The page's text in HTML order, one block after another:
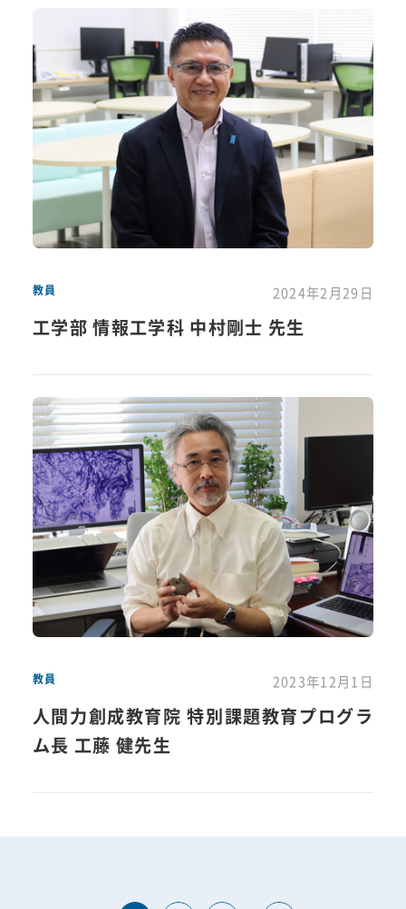
2024年2月29日
教員
工学部 情報工学科 中村剛士 先生
2023年12月1日
教員
人間力創成教育院 特別課題教育プログラ
ム長 工藤 健先生